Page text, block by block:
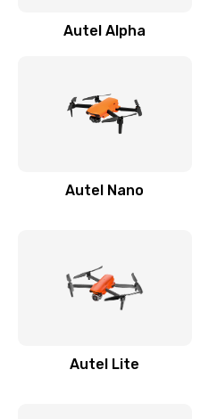
Autel Alpha
Autel Nano
Autel Lite